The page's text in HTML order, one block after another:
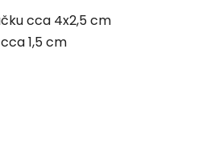
cca 4x2,5 cm
1,5 cm